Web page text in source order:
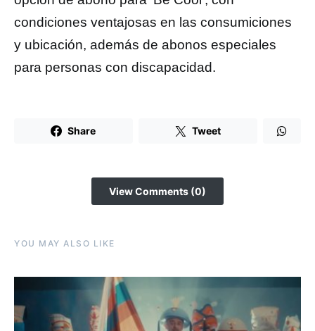
condiciones ventajosas en las consumiciones
y ubicación, además de abonos especiales
para personas con discapacidad.
Share Tweet
View Comments (0)
YOU MAY ALSO LIKE